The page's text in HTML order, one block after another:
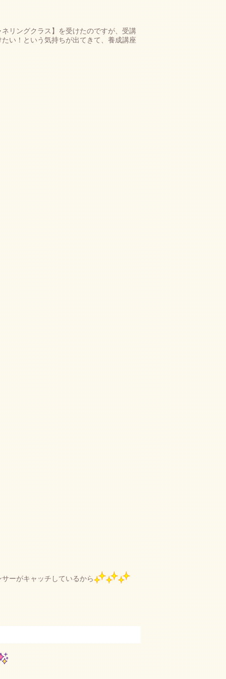
リングクラス】を受けたのですが、受講
い！という気持ちが出てきて、養成講座
ーがキャッチしているから